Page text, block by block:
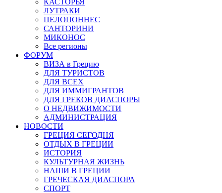
КАСТОРЬЯ
ЛУТРАКИ
ПЕЛОПОННЕС
САНТОРИНИ
МИКОНОС
Все регионы
ФОРУМ
ВИЗА в Грецию
ДЛЯ ТУРИСТОВ
ДЛЯ ВСЕХ
ДЛЯ ИММИГРАНТОВ
ДЛЯ ГРЕКОВ ДИАСПОРЫ
О НЕДВИЖИМОСТИ
АДМИНИСТРАЦИЯ
НОВОСТИ
ГРЕЦИЯ СЕГОДНЯ
ОТДЫХ В ГРЕЦИИ
ИСТОРИЯ
КУЛЬТУРНАЯ ЖИЗНЬ
НАШИ В ГРЕЦИИ
ГРЕЧЕСКАЯ ДИАСПОРА
СПОРТ